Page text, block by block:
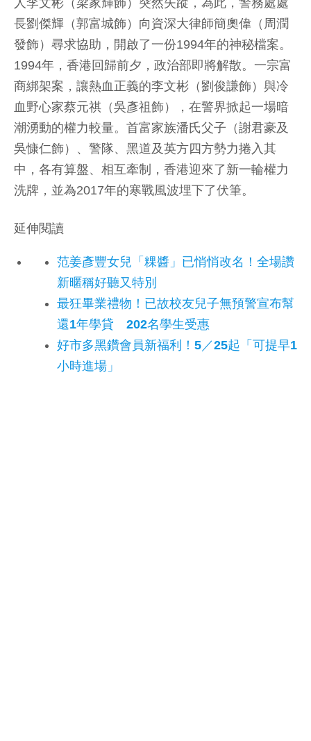
長劉傑輝（郭富城飾）向資深大律師簡奧偉（周潤
發飾）尋求協助，開啟了一份1994年的神秘檔案。
1994年，香港回歸前夕，政治部即將解散。一宗富
商綁架案，讓熱血正義的李文彬（劉俊謙飾）與冷
血野心家蔡元祺（吳彥祖飾），在警界掀起一場暗
潮湧動的權力較量。首富家族潘氏父子（謝君豪及
吳慷仁飾）、警隊、黑道及英方四方勢力捲入其
中，各有算盤、相互牽制，香港迎來了新一輪權力
洗牌，並為2017年的寒戰風波埋下了伏筆。
延伸閱讀
范姜彥豐女兒「粿醬」已悄悄改名！全場讚
新暱稱好聽又特別
最狂畢業禮物！已故校友兒子無預警宣布幫
還1年學貸 202名學生受惠
好市多黑鑽會員新福利！5／25起「可提早1
小時進場」